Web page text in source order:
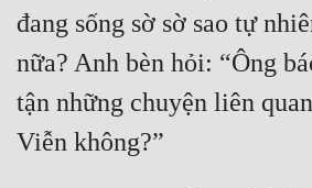
đang sống sờ sờ sao tự
nữa? Anh bèn hỏi: “Ông
tận những chuyện liên